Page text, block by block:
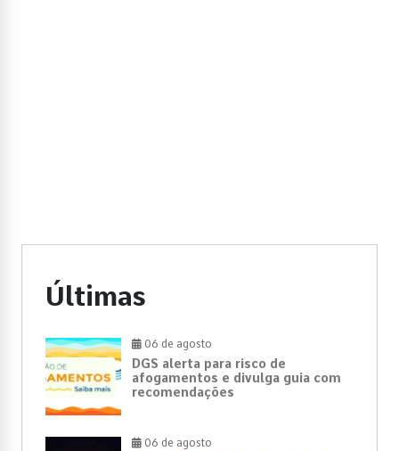
Últimas
06 de agosto
DGS alerta para risco de
afogamentos e divulga guia com
recomendações
06 de agosto